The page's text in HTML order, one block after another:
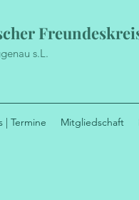
s.L.
| Termine Mitgliedschaft